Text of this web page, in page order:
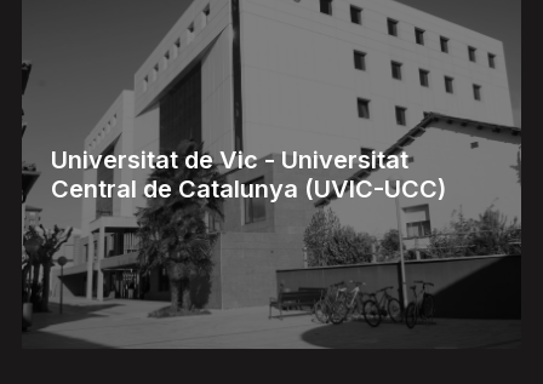
Universitat de Vic - Universitat
Central de Catalunya (UVIC-UCC)